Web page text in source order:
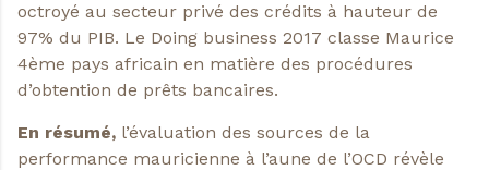
octroyé au secteur privé des crédits à hauteur de
97% du PIB. Le Doing business 2017 classe Maurice
4ème pays africain en matière des procédures
d’obtention de prêts bancaires.
En résumé, l’évaluation des sources de la
performance mauricienne à l’aune de l’OCD révèle